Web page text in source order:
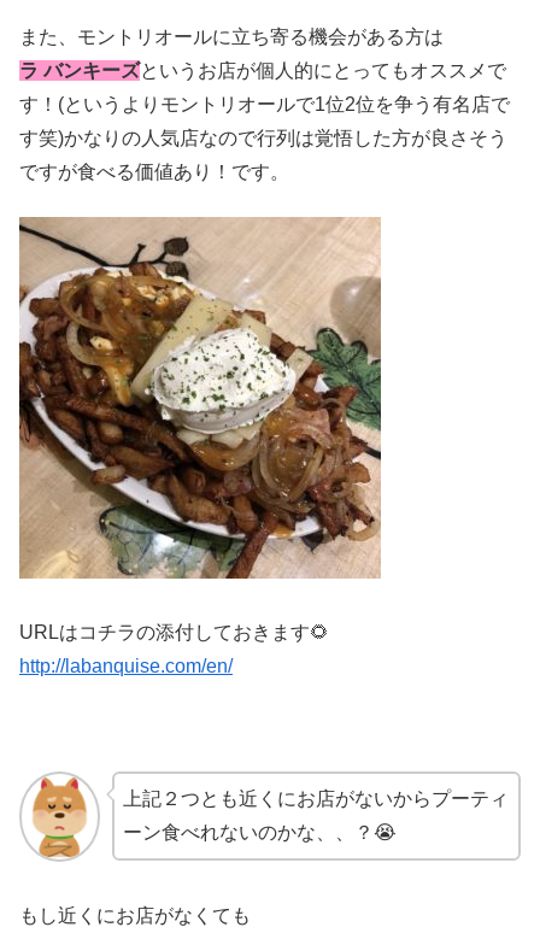
また、モントリオールに立ち寄る機会がある方は
ラ バンキーズというお店が個人的にとってもオススメで
す！(というよりモントリオールで1位2位を争う有名店で
す笑)かなりの人気店なので行列は覚悟した方が良さそう
ですが食べる価値あり！です。
URLはコチラの添付しておきます🌻
http://labanquise.com/en/
上記２つとも近くにお店がないからプーティ
ーン食べれないのかな、、？😭
もし近くにお店がなくても